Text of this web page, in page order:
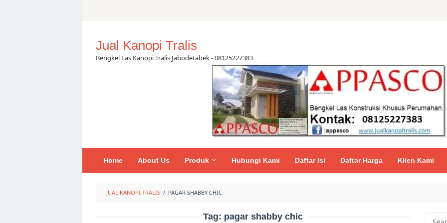
Jual Kanopi Tralis
Bengkel Las Kanopi Tralis Jabodetabek - 08125227383
Home About Us Produk Hubungi Kami Daftar Isi Daftar Harga Klien Kami
JUAL KANOPI TRALIS / PAGAR SHABBY CHIC
Tag: pagar shabby chic